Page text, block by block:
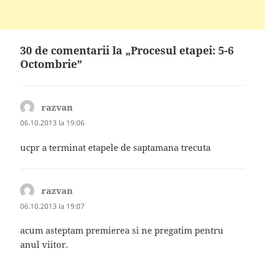
30 de comentarii la „Procesul etapei: 5-6
Octombrie”
razvan
06.10.2013 la 19:06
ucpr a terminat etapele de saptamana trecuta
razvan
06.10.2013 la 19:07
acum asteptam premierea si ne pregatim pentru
anul viitor.